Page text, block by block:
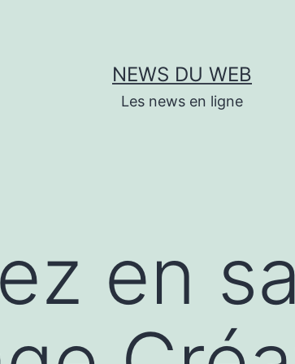
NEWS DU WEB
Les news en ligne
en